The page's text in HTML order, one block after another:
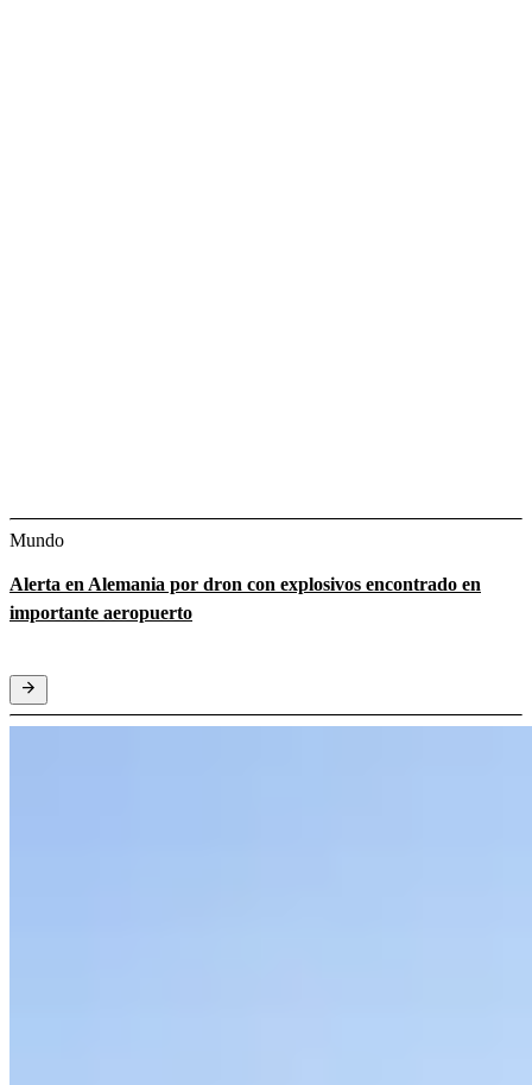
Mundo
Alerta en Alemania por dron con explosivos encontrado en
importante aeropuerto